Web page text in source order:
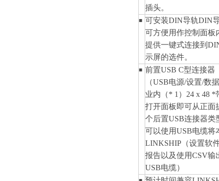
插头。
■ 可安装DIN导轨DIN
可方便用作控制面板
提供一键式连接到
示屏的选件。
■ 前置USB C型连接器
（USB电源/设置/数
业内（* 1）24 x 48
打开面板即可从正面
个后置USB连接器类
可以使用USB电缆将
LINKSHIP（设置软
报告以及使用CSV输
USB电缆）